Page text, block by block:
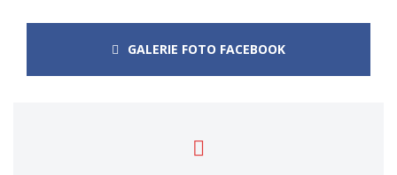
GALERIE FOTO FACEBOOK